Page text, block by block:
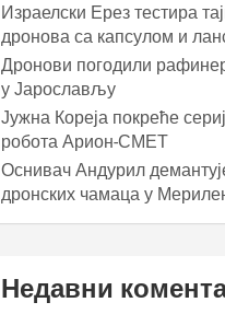
Израелски Ерез тестира
дронова са капсулом и
Дронови погодили
у Јарослављу
Јужна Кореја покреће
робота Арион-СМЕТ
Оснивач Андурил
дронских чамаца у
Недавни